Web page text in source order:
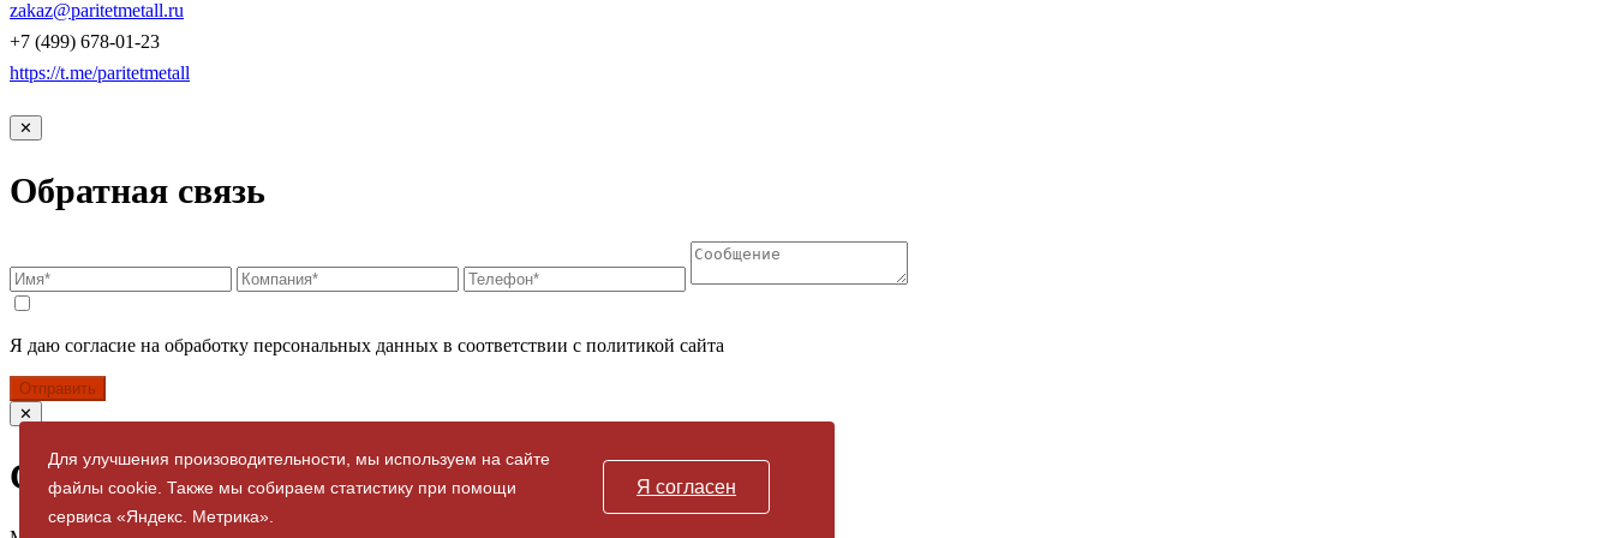
zakaz@paritetmetall.ru
+7 (499) 678-01-23
https://t.me/paritetmetall
Для улучшения произоводительности, мы используем на сайте
файлы cookie. Также мы собираем статистику при помощи
сервиса «Яндекс. Метрика».
Я согласен
✕
Обратная связь
Я даю согласие на обработку персональных данных в соответствии с политикой сайта
Отправить
✕
Спасибо за заявку